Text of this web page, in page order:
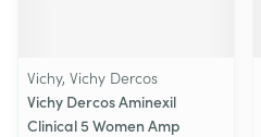
Vichy, Vichy Dercos
Vichy Dercos Aminexil
Clinical 5 Women Amp